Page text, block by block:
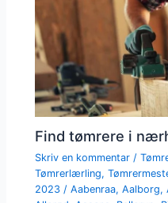
Find tømrere i
Skriv en kommentar /
Tømrerlærling,
2023 /Aabenraa,Aalborg,